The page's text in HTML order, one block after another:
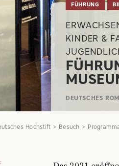
FÜHRUNG
KINDER &
DEUTSCHES
Hochstift Besuch